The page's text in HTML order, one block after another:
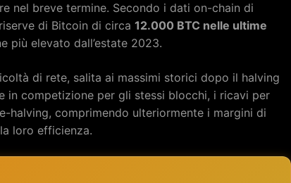
nel breve termine. Secondo i dati on-chain di
di Bitcoin di circa 12.000 BTC nelle ultime
più elevato dall’estate 2023.
di rete, salita ai massimi storici dopo il halving
in competizione per gli stessi blocchi, i ricavi per
halving, comprimendo ulteriormente i margini di
loro efficienza.